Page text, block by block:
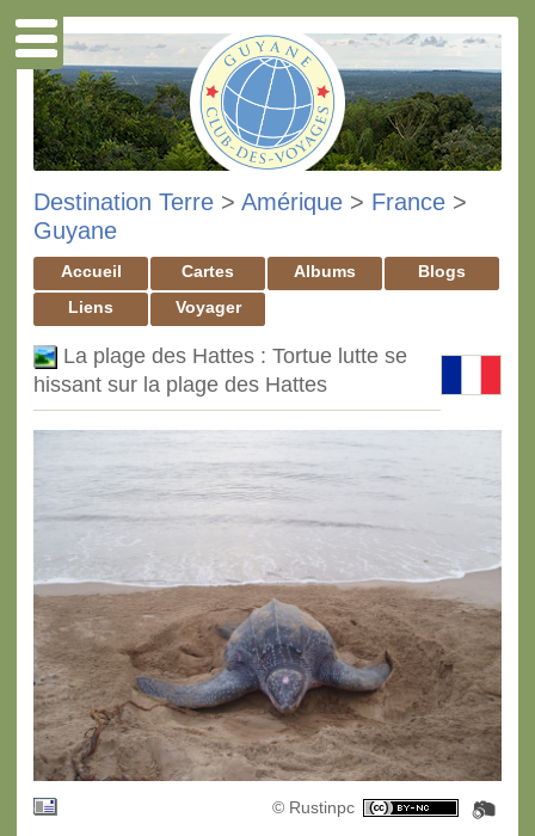
Destination Terre > Amérique > France >
Guyane
Accueil Cartes Albums
Blogs
Liens
Voyager
La plage des Hattes : Tortue lutte se
hissant sur la plage des Hattes
© Rustinpc